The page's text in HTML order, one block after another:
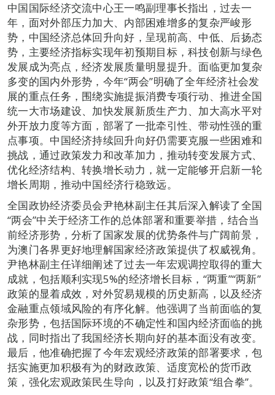
中国国际经济交流中心王一鸣副理事长指出，过去一
年，面对外部压力加大、内部困难增多的复杂严峻形
势，中国经济总体回升向好，呈现前高、中低、后扬态
势，主要经济指标实现年初预期目标，科技创新与绿色
发展成为亮点，经济发展质量明显提升。面临更加复杂
多变的国内外形势，今年“两会”明确了全年经济社会发
展的重点任务，围绕实施提振消费专项行动、推进全国
统一大市场建设、加快发展新质生产力、加大高水平对
外开放力度等方面，部署了一批牵引性、带动性强的重
点事项。中国经济持续回升向好仍需要克服一些困难和
挑战，通过政策发力和改革加力，推动转变发展方式、
优化经济结构、转换增长动力，就一定能够开启新一轮
增长周期，推动中国经济行稳致远。
全国政协经济委员会尹艳林副主任其后深入解读了全国
“两会”中关于经济工作的总体部署和重要举措，结合当
前经济形势，分析了国家发展的优势条件与广阔前景，
为澳门各界更好地理解国家经济政策提供了权威视角。
尹艳林副主任详细阐述了过去一年宏观调控取得的重大
成就，包括顺利实现5%的经济增长目标，“两重”“两新”
政策的显着成效，对外贸易规模的历史新高，以及经济
金融重点领域风险的有序化解。他强调了当前面临的复
杂形势，包括国际环境的不确定性和国内经济面临的挑
战，同时指出了我国经济长期向好的基本面没有改变。
最后，他准确把握了今年宏观经济政策的部署要求，包
括实施更加积极有为的财政政策、适度宽松的货币政
策，强化宏观政策民生导向，以及打好政策“组合拳”。